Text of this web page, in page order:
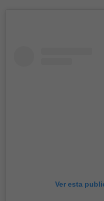
Ver esta